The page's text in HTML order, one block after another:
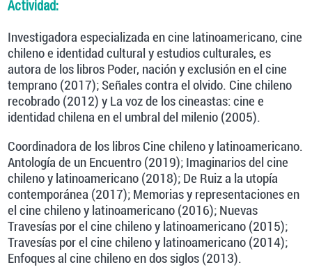
Actividad:
Investigadora especializada en cine latinoamericano, cine
chileno e identidad cultural y estudios culturales, es
autora de los libros Poder, nación y exclusión en el cine
temprano (2017); Señales contra el olvido. Cine chileno
recobrado (2012) y La voz de los cineastas: cine e
identidad chilena en el umbral del milenio (2005).
Coordinadora de los libros Cine chileno y latinoamericano.
Antología de un Encuentro (2019); Imaginarios del cine
chileno y latinoamericano (2018); De Ruiz a la utopía
contemporánea (2017); Memorias y representaciones en
el cine chileno y latinoamericano (2016); Nuevas
Travesías por el cine chileno y latinoamericano (2015);
Travesías por el cine chileno y latinoamericano (2014);
Enfoques al cine chileno en dos siglos (2013).